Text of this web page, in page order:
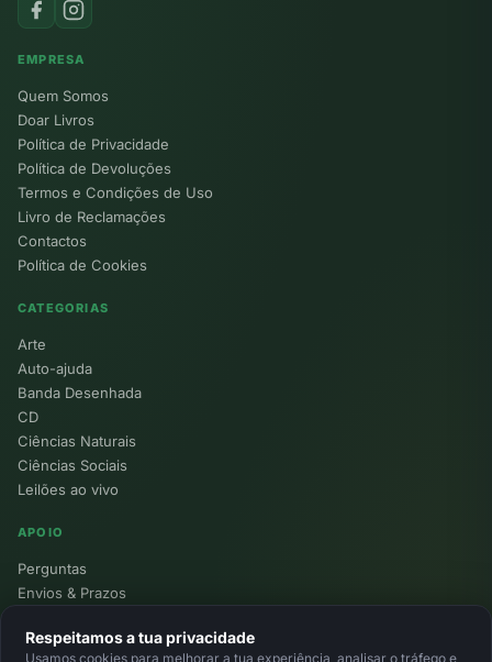
EMPRESA
Quem Somos
Doar Livros
Política de Privacidade
Política de Devoluções
Termos e Condições de Uso
Livro de Reclamações
Contactos
Política de Cookies
CATEGORIAS
Arte
Auto-ajuda
Banda Desenhada
CD
Ciências Naturais
Ciências Sociais
Leilões ao vivo
APOIO
Perguntas
Envios & Prazos
Devoluções
Respeitamos a tua privacidade
Usamos cookies para melhorar a tua experiência, analisar o tráfego e